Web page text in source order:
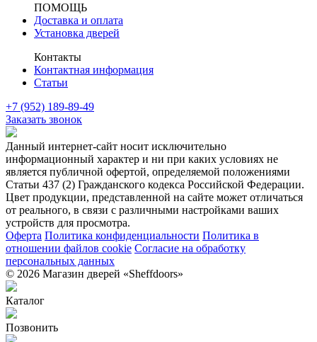
ПОМОЩЬ
Доставка и оплата
Установка дверей
Контакты
Контактная информация
Статьи
+7 (952) 189-89-49
Заказать звонок
Данный интернет-сайт носит исключительно
информационный характер и ни при каких условиях не
является публичной офертой, определяемой положениями
Статьи 437 (2) Гражданского кодекса Российской Федерации.
Цвет продукции, представленной на сайте может отличаться
от реального, в связи с различными настройками ваших
устройств для просмотра.
Оферта Политика конфиденциальности Политика в
отношении файлов cookie Согласие на обработку
персональных данных
© 2026 Магазин дверей «Sheffdoors»
Каталог
Позвонить